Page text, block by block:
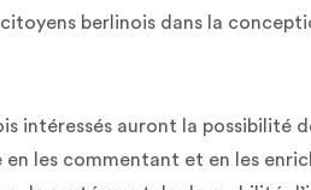
berlinois dans la
intéressés auront la possibilité
les commentant et en les